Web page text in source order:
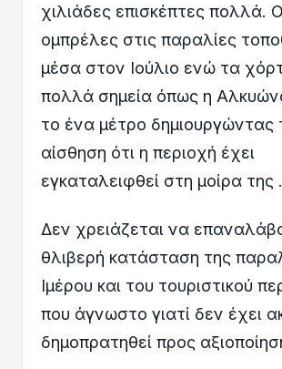
χιλιάδες επισκέπτες πολλά.
ομπρέλες στις παραλίες
μέσα στον Ιούλιο ενώ τα
πολλά σημεία όπως η
το ένα μέτρο δημιουργώντας
αίσθηση ότι η περιοχή έχει
εγκαταλειφθεί στη μοίρα της .
Δεν χρειάζεται να
θλιβερή κατάσταση της
Ιμέρου και του τουριστικού
που άγνωστο γιατί δεν έχει
δημοπρατηθεί προς